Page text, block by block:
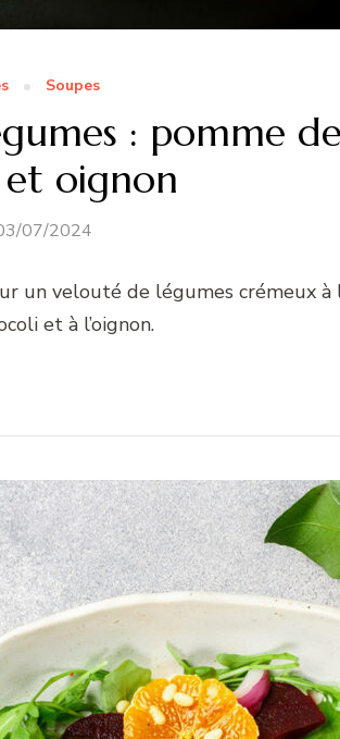
Soupes
: pomme
oignon
07/2024
un velouté de légumes crémeux à
et à l’oignon.